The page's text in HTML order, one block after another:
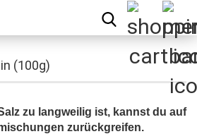
(100g)
zu langweilig ist, kannst du auf
zurückgreifen.